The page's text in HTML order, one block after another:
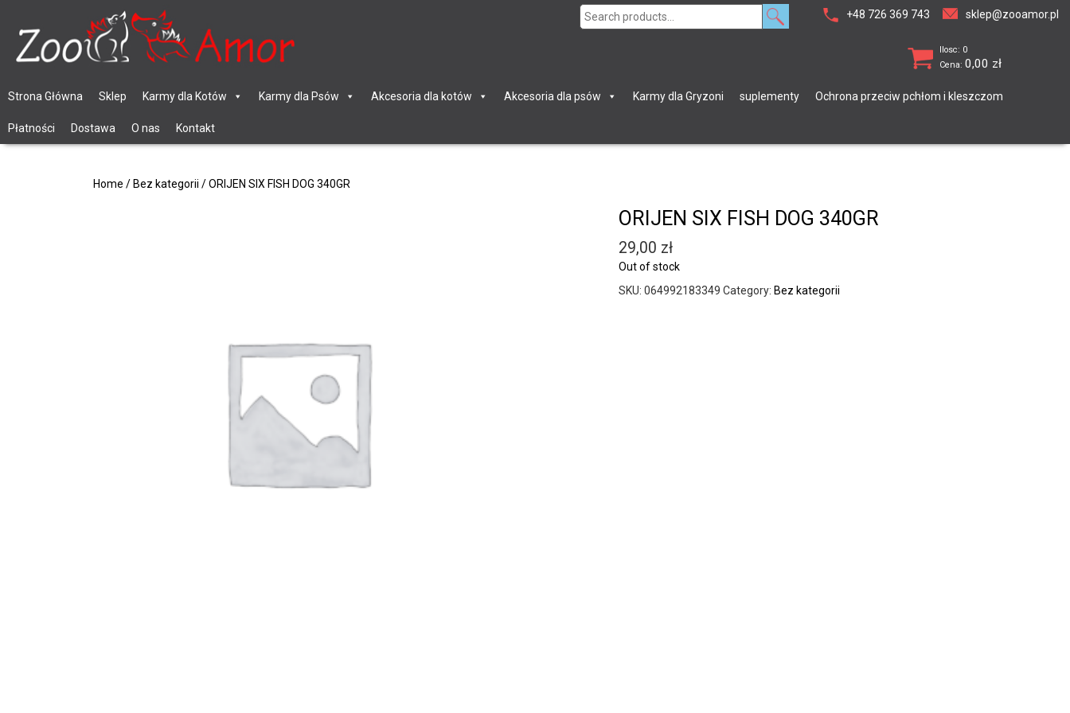
+48 726 369 743 sklep@zooamor.pl
Search
Ilosc: 0
Cena: 0,00 zł
Strona Główna Sklep Karmy dla Kotów Karmy dla Psów Akcesoria dla kotów Akcesoria dla psów Karmy dla Gryzoni suplementy Ochrona przeciw pchłom i kleszczom
Płatności Dostawa O nas Kontakt
Home / Bez kategorii / ORIJEN SIX FISH DOG 340GR
ORIJEN SIX FISH DOG 340GR
29,00 zł
Out of stock
SKU: 064992183349 Category: Bez kategorii